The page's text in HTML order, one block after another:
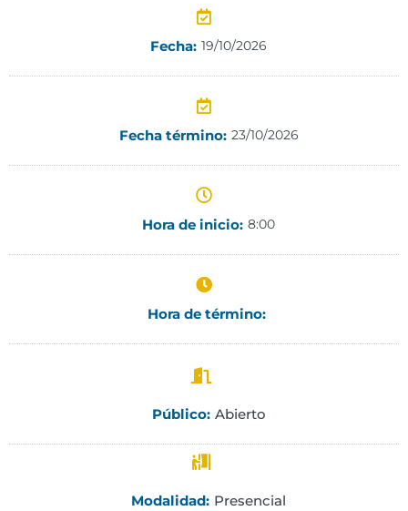
Fecha: 19/10/2026
Fecha término: 23/10/2026
Hora de inicio: 8:00
Hora de término:
Público: Abierto
Modalidad: Presencial